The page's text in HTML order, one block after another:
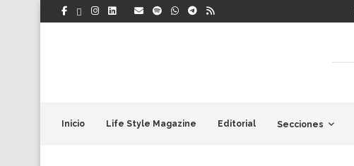
Inicio Life Style Magazine Editorial Secciones